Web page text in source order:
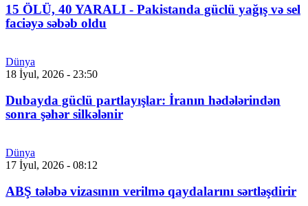
15 ÖLÜ, 40 YARALI - Pakistanda güclü yağış və sel
faciəyə səbəb oldu
Dünya
18 İyul, 2026 - 23:50
Dubayda güclü partlayışlar: İranın hədələrindən
sonra şəhər silkələnir
Dünya
17 İyul, 2026 - 08:12
ABŞ tələbə vizasının verilmə qaydalarını sərtləşdirir